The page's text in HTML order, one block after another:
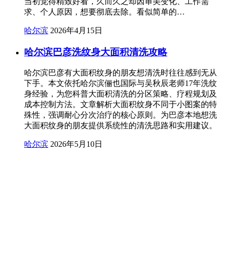
求、个人原因，想要彻底去除。看似简单的…
哈尔滨 2026年4月15日
哈尔滨巴彦洗纹身大面积清洗攻略
哈尔滨巴彦有大面积纹身的朋友想清洗时往往感到无从
下手。本文依托哈尔滨俪也国际与吴秋辰老师17年洗纹
身经验，为您科普大面积清洗的分区策略、疗程规划及
成本控制方法。文章解析大面积纹身不同于小图案的特
殊性，强调耐心分次治疗的核心原则。为巴彦本地想洗
大面积纹身的朋友提供系统性的清洗思路和实用建议。
哈尔滨 2026年5月10日